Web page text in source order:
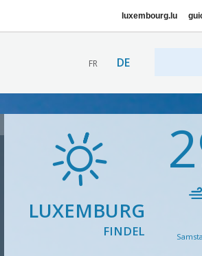
luxembourg.lu
FR DE
LUXEMBURG
FINDEL